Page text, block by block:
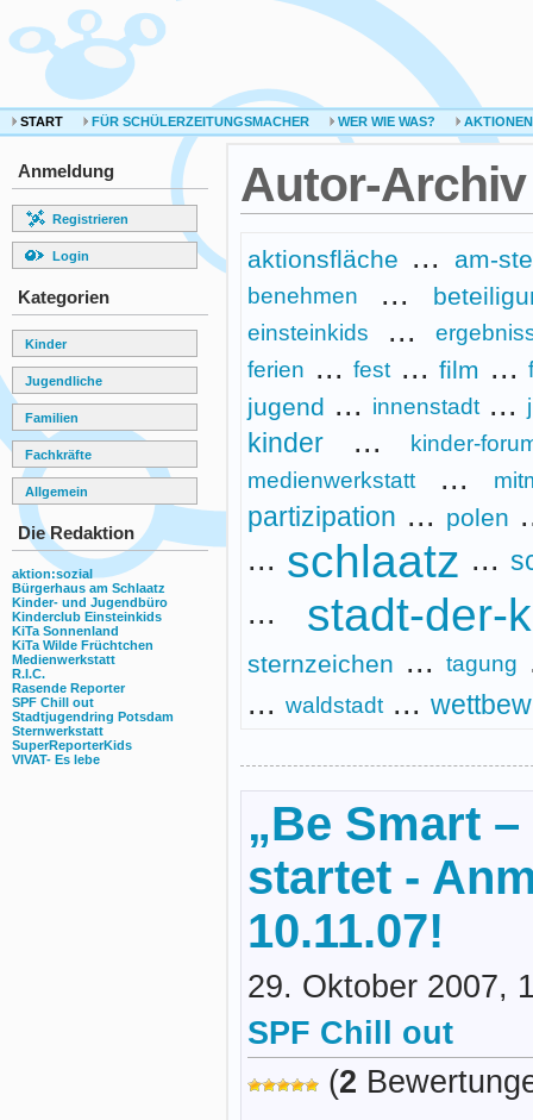
START FÜR SCHÜLERZEITUNGSMACHER WER WIE WAS? AKTIONEN
Anmeldung
Registrieren
Login
Kategorien
Kinder
Jugendliche
Familien
Fachkräfte
Allgemein
Die Redaktion
aktion:sozial
Bürgerhaus am Schlaatz
Kinder- und Jugendbüro
Kinderclub Einsteinkids
KiTa Sonnenland
KiTa Wilde Früchtchen
Medienwerkstatt
R.I.C.
Rasende Reporter
SPF Chill out
Stadtjugendring Potsdam
Sternwerkstatt
SuperReporterKids
VIVAT- Es lebe
Autor-Archiv
aktionsfläche ... am-
benehmen ...
einsteinkids ...
ferien ... fest... film ...
jugend ... innenstadt...
kinder ...
kinder-
medienwerkstatt...
partizipation ... polen
... schlaatz ...
... stadt-der-
sternzeichen ...tagung
... waldstadt...
„Be Smart –
startet -
10.11.07!
29. Oktober
SPF Chill out
(2